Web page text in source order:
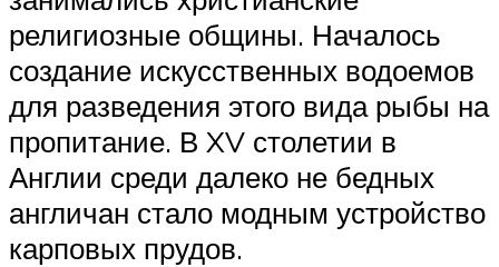
религиозные общины. Началось
создание искусственных водоемов
для разведения этого вида рыбы на
пропитание. В XV столетии в
Англии среди далеко не бедных
англичан стало модным устройство
карповых прудов.